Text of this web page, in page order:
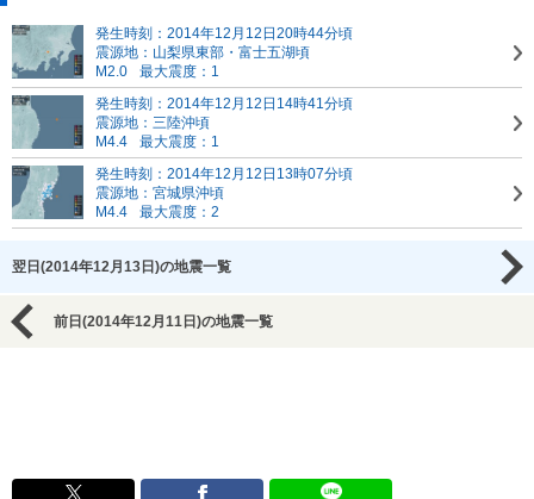
発生時刻：2014年12月12日20時44分頃
震源地：山梨県東部・富士五湖頃
M2.0
最大震度：1
発生時刻：2014年12月12日14時41分頃
震源地：三陸沖頃
M4.4
最大震度：1
発生時刻：2014年12月12日13時07分頃
震源地：宮城県沖頃
M4.4
最大震度：2
翌日(2014年12月13日)の地震一覧
前日(2014年12月11日)の地震一覧